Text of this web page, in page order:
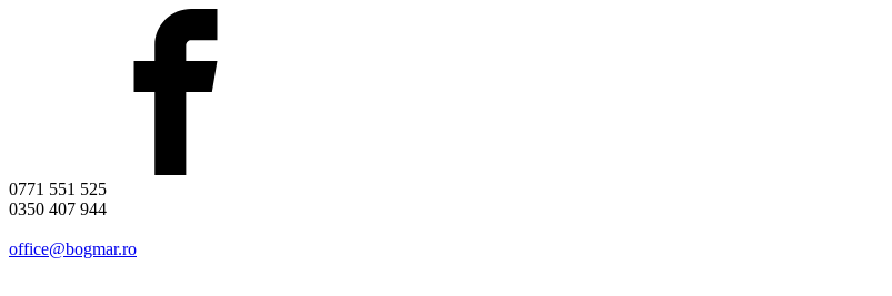
0771 551 525
0350 407 944
office@bogmar.ro